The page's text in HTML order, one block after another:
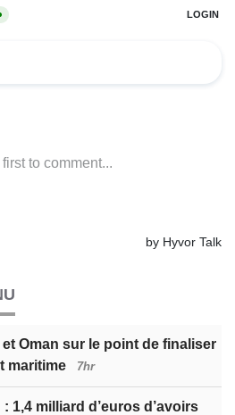
Oman sur le point de finaliser
maritime
7hr
1,4 milliard d’euros d’avoirs